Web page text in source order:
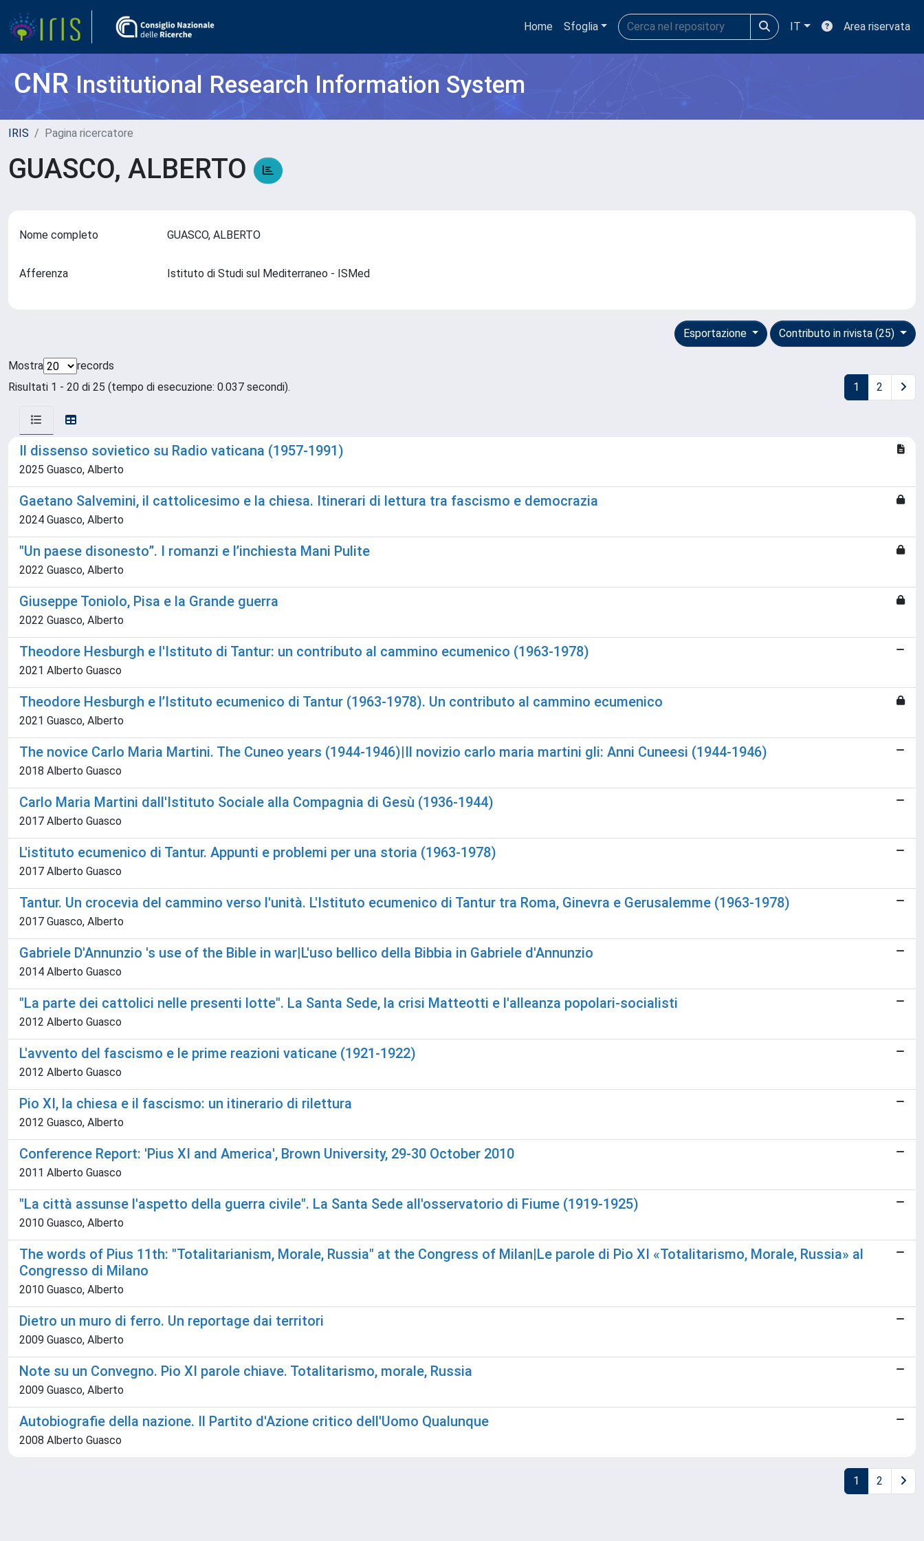
Home Sfoglia IT Area riservata
CNRInstitutional Research Information System
IRIS Pagina ricercatore
GUASCO, ALBERTO
Nome completo GUASCO, ALBERTO
Afferenza Istituto di Studi sul Mediterraneo - ISMed
Contributo in rivista (25)
Esportazione
Mostra
records
Risultati 1 - 20 di 25 (tempo di esecuzione: 0.037 secondi).
1 2
Il dissenso sovietico su Radio vaticana (1957-1991)
2025 Guasco, Alberto
Gaetano Salvemini, il cattolicesimo e la chiesa. Itinerari di lettura tra fascismo e democrazia
2024 Guasco, Alberto
"Un paese disonesto”. I romanzi e l’inchiesta Mani Pulite
2022 Guasco, Alberto
Giuseppe Toniolo, Pisa e la Grande guerra
2022 Guasco, Alberto
Theodore Hesburgh e l'Istituto di Tantur: un contributo al cammino ecumenico (1963-1978)
2021 Alberto Guasco
Theodore Hesburgh e l’Istituto ecumenico di Tantur (1963-1978). Un contributo al cammino ecumenico
2021 Guasco, Alberto
The novice Carlo Maria Martini. The Cuneo years (1944-1946)|Il novizio carlo maria martini gli: Anni Cuneesi (1944-1946)
2018 Alberto Guasco
Carlo Maria Martini dall'Istituto Sociale alla Compagnia di Gesù (1936-1944)
2017 Alberto Guasco
L'istituto ecumenico di Tantur. Appunti e problemi per una storia (1963-1978)
2017 Alberto Guasco
Tantur. Un crocevia del cammino verso l'unità. L'Istituto ecumenico di Tantur tra Roma, Ginevra e Gerusalemme (1963-1978)
2017 Guasco, Alberto
Gabriele D'Annunzio 's use of the Bible in war|L'uso bellico della Bibbia in Gabriele d'Annunzio
2014 Alberto Guasco
"La parte dei cattolici nelle presenti lotte". La Santa Sede, la crisi Matteotti e l'alleanza popolari-socialisti
2012 Alberto Guasco
L'avvento del fascismo e le prime reazioni vaticane (1921-1922)
2012 Alberto Guasco
Pio XI, la chiesa e il fascismo: un itinerario di rilettura
2012 Guasco, Alberto
Conference Report: 'Pius XI and America', Brown University, 29-30 October 2010
2011 Alberto Guasco
"La città assunse l'aspetto della guerra civile". La Santa Sede all'osservatorio di Fiume (1919-1925)
2010 Guasco, Alberto
The words of Pius 11th: "Totalitarianism, Morale, Russia" at the Congress of Milan|Le parole di Pio XI «Totalitarismo, Morale, Russia» al
Congresso di Milano
2010 Guasco, Alberto
Dietro un muro di ferro. Un reportage dai territori
2009 Guasco, Alberto
Note su un Convegno. Pio XI parole chiave. Totalitarismo, morale, Russia
2009 Guasco, Alberto
Autobiografie della nazione. Il Partito d'Azione critico dell'Uomo Qualunque
2008 Alberto Guasco
1 2